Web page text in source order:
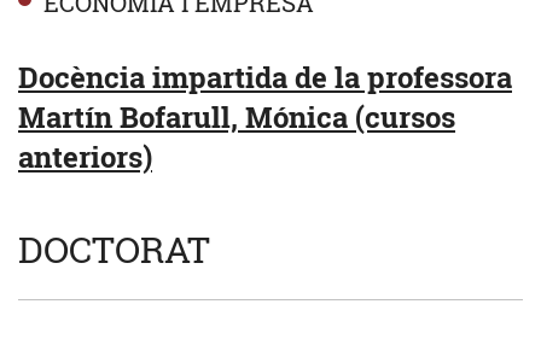
Docència impartida de la professora
Martín Bofarull, Mónica (cursos
anteriors)
DOCTORAT